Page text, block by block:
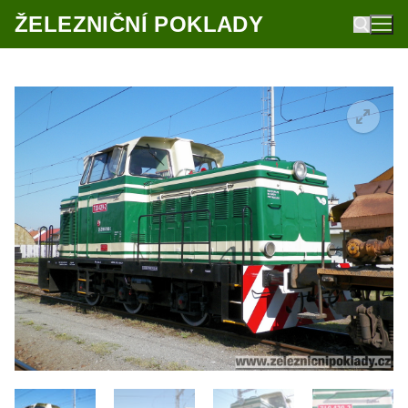
Přeskočit
naŽELEZNIČNÍ POKLADY
Hledat: